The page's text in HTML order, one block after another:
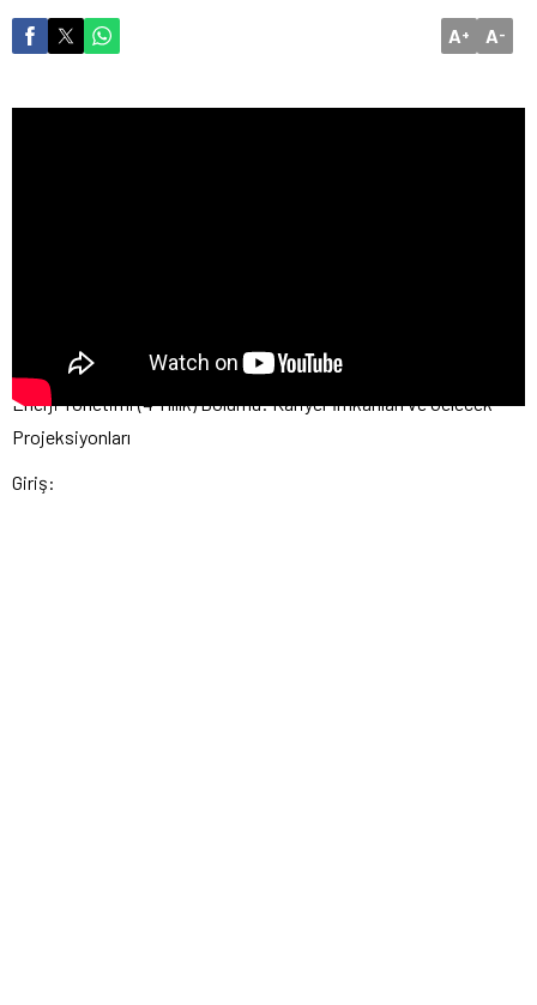
A+ A-
Enerji Yönetimi (4 Yıllık) Bölümü: Kariyer İmkanları ve Gelecek
Projeksiyonları
Giriş: